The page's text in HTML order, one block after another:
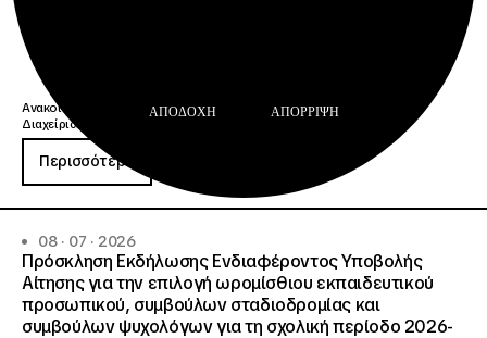
Ανακοινώσεις
Διαχείριση & Λειτουργία Δημοσίων ΙΕΚ
Περισσότερα
08 · 07 · 2026
Πρόσκληση Εκδήλωσης Ενδιαφέροντος Υποβολής
Αίτησης για την επιλογή ωρομίσθιου εκπαιδευτικού
προσωπικού, συμβούλων σταδιοδρομίας και
συμβούλων ψυχολόγων για τη σχολική περίοδο 2026-
ΑΠΟΔΟΧΉ ΑΠΌΡΡΙΨΗ